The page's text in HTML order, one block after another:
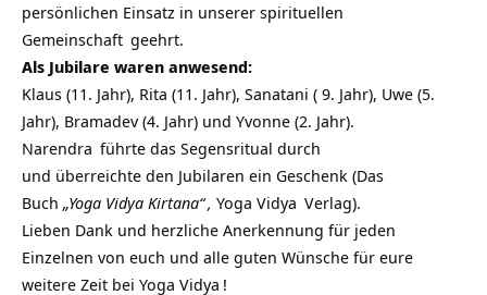
persönlichen Einsatz in unserer spirituellen
Gemeinschaft geehrt.
Als Jubilare waren anwesend:
Klaus (11. Jahr), Rita (11. Jahr), Sanatani ( 9. Jahr), Uwe (5.
Jahr), Bramadev (4. Jahr) und Yvonne (2. Jahr).
Narendra führte das Segensritual durch
und überreichte den Jubilaren ein Geschenk (Das
Buch „Yoga Vidya Kirtana“, Yoga Vidya Verlag).
Lieben Dank und herzliche Anerkennung für jeden
Einzelnen von euch und alle guten Wünsche für eure
weitere Zeit bei Yoga Vidya !